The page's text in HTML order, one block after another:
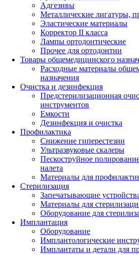
Адгезивы
Металлические лигатуры,
Эластические материалы
Корректор II класса
Лампы ортодонтические
Прочее для ортодонтии
Товары общемедицинского
Расходные материалы
назначения
Очистка и дезинфекция
Предстерилизационная
инструментов
Емкости
Дезинфекция и очистка
Профилактика
Снижение гиперестезии
Ультразвуковые скалеры
Пескоструйное
налета
Материалы для
Стерилизация
Запечатывающие
Материалы для
Оборудование для
Имплантация
Оборудование
Имплантологические
Имплантаты и детали для